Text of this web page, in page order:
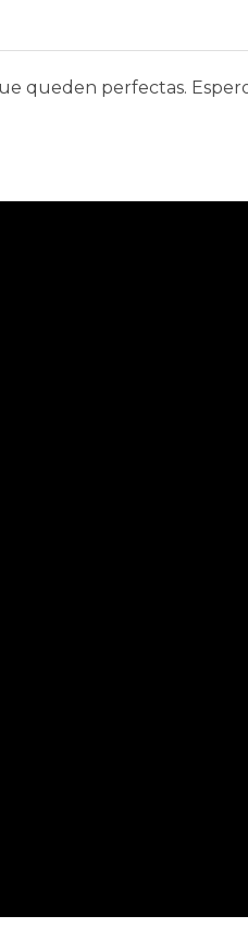
queden perfectas.